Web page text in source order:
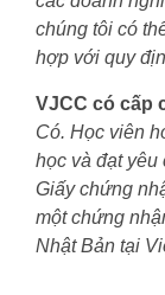
chúng tôi có
hợp với quy
VJCC có cấp
Có. Học viên
học và đạt yêu
Giấy chứng
một chứng
Nhật Bản tại